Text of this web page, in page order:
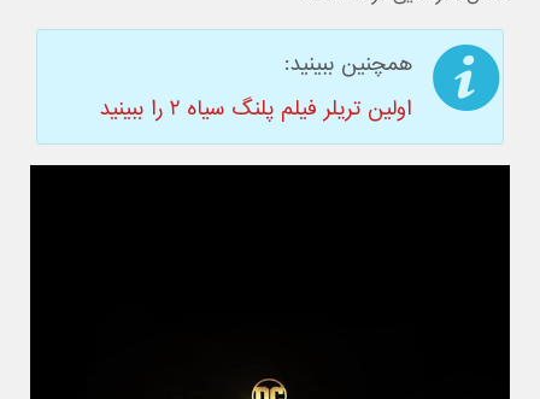
همچنین ببینید:
اولین تریلر فیلم پلنگ سیاه ۲ را ببینید